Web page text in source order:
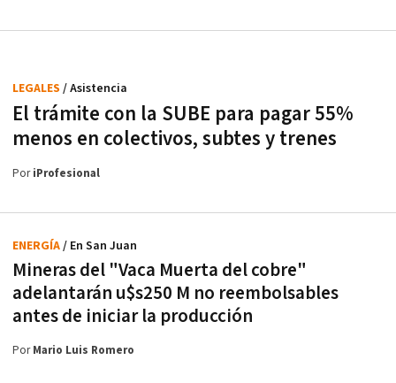
El trámite con la SUBE para pagar 55%
menos en colectivos, subtes y trenes
LEGALES / Asistencia
PoriProfesional
Mineras del "Vaca Muerta del cobre"
adelantarán u$s250 M no reembolsables
antes de iniciar la producción
ENERGÍA/ En San Juan
PorMario Luis Romero